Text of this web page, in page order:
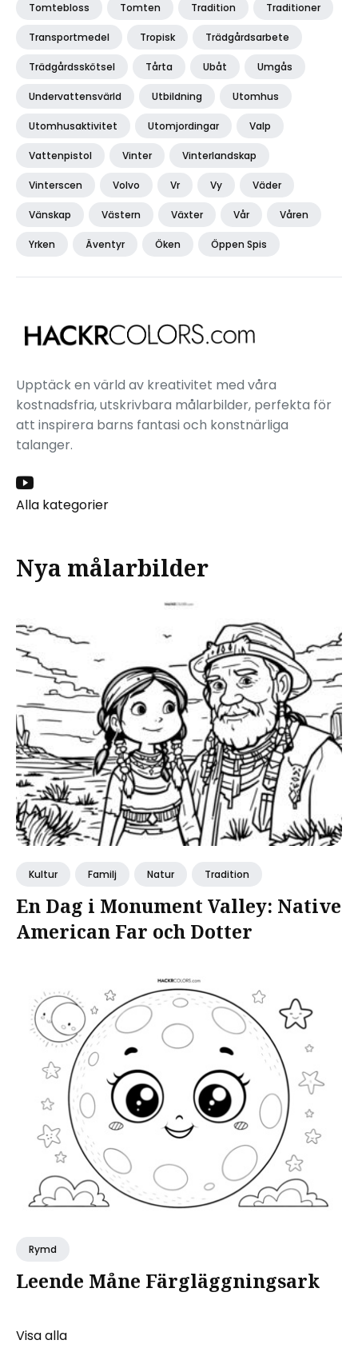
Tomtebloss Tomten Tradition Traditioner
Transportmedel Tropisk Trädgårdsarbete
Trädgårdsskötsel Tårta Ubåt Umgås
Undervattensvärld Utbildning Utomhus
Utomhusaktivitet Utomjordingar Valp
Vattenpistol Vinter Vinterlandskap
Vinterscen Volvo Vr Vy Väder
Vänskap Västern Växter Vår Våren
Yrken Äventyr Öken Öppen Spis
Upptäck en värld av kreativitet med våra
kostnadsfria, utskrivbara målarbilder, perfekta för
att inspirera barns fantasi och konstnärliga
talanger.
Alla kategorier
Nya målarbilder
Kultur Familj Natur Tradition
En Dag i Monument Valley: Native
American Far och Dotter
Rymd
Leende Måne Färgläggningsark
Visa alla